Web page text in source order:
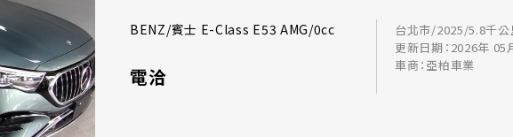
BENZ/賓士 E-Class E53 AMG/0cc
電洽
台北市/2025/5.8千公
更新日期：2026年 05
車商：亞柏車業